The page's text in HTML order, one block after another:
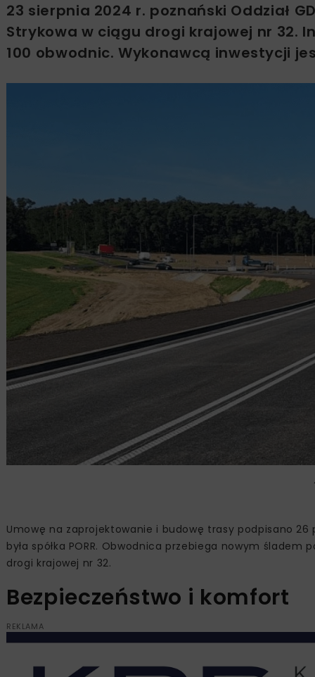
23 sierpnia 2024 r. poznański Oddział
Strykowa w ciągu drogi krajowej nr 32.
100 obwodnic. Wykonawcą inwestycji
Umowę na zaprojektowanie i budowę trasy podpisano 26
była spółka PORR. Obwodnica przebiega nowym
drogi krajowej nr 32.
Bezpieczeństwo i komfort
REKLAMA